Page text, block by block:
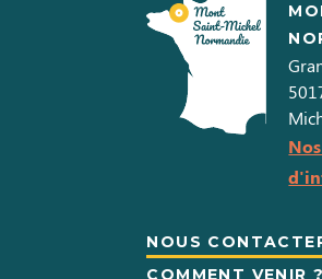
NOUS
COMMENT VENIR ?